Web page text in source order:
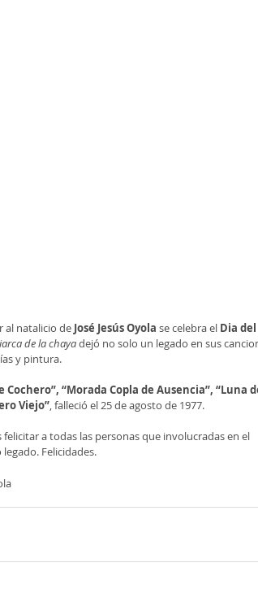
al natalicio de José Jesús Oyola se celebra el Dia del
de la chaya dejó no solo un legado en sus
y pintura.
Cochero”, “Morada Copla de Ausencia”, “Luna
Viejo”, falleció el 25 de agosto de 1977.
a todas las personas que involucradas en el
Felicidades.